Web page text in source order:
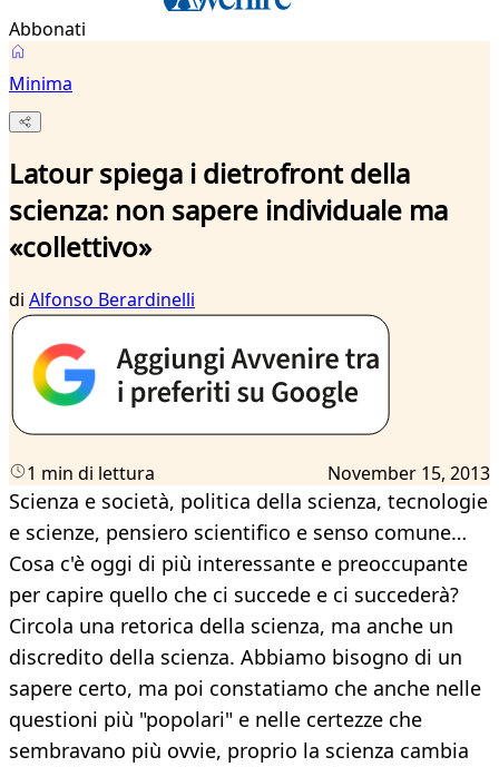
Abbonati
Minima
Latour spiega i dietrofront della
scienza: non sapere individuale ma
«collettivo»
di Alfonso Berardinelli
1 min di lettura November 15, 2013
Scienza e società, politica della scienza, tecnologie
e scienze, pensiero scientifico e senso comune…
Cosa c'è oggi di più interessante e preoccupante
per capire quello che ci succede e ci succederà?
Circola una retorica della scienza, ma anche un
discredito della scienza. Abbiamo bisogno di un
sapere certo, ma poi constatiamo che anche nelle
questioni più "popolari" e nelle certezze che
sembravano più ovvie, proprio la scienza cambia